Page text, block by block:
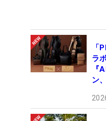
「
ラ
『
ン